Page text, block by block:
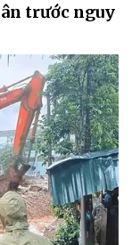
trước nguy